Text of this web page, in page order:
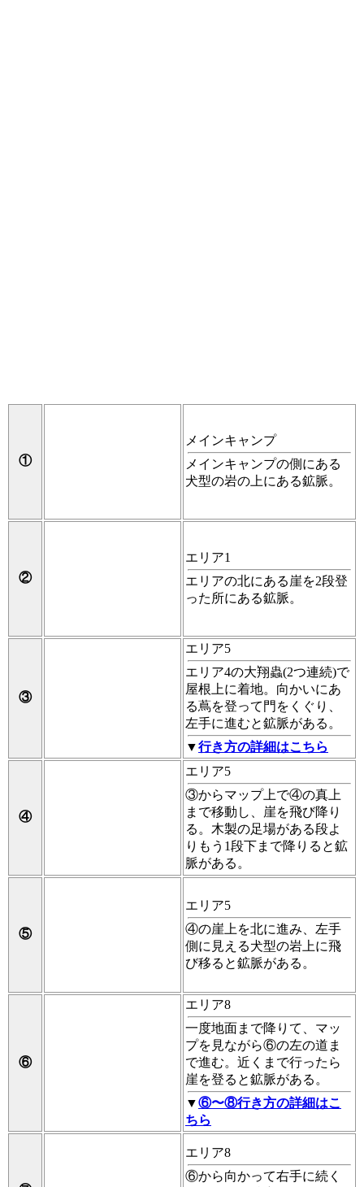
①
メインキャンプ
メインキャンプの側にある
犬型の岩の上にある鉱脈。
②
エリア1
エリアの北にある崖を2段登
った所にある鉱脈。
③
エリア5
エリア4の大翔蟲(2つ連続)で
屋根上に着地。向かいにあ
る蔦を登って門をくぐり、
左手に進むと鉱脈がある。
▼行き方の詳細はこちら
④
エリア5
③からマップ上で④の真上
まで移動し、崖を飛び降り
る。木製の足場がある段よ
りもう1段下まで降りると鉱
脈がある。
⑤
エリア5
④の崖上を北に進み、左手
側に見える犬型の岩上に飛
び移ると鉱脈がある。
⑥
エリア8
一度地面まで降りて、マッ
プを見ながら⑥の左の道ま
で進む。近くまで行ったら
崖を登ると鉱脈がある。
▼⑥〜⑧行き方の詳細はこ
ちら
エリア8
⑥から向かって右手に続く